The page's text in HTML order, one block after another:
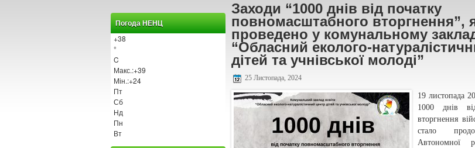
Погода НЕНЦ
+38
°
C
Макс.:+39
Мін.:+24
Пт
Сб
Нд
Пн
Вт
Заходи “1000 днів від початку
повномасштабного вторгнення”,
проведено у комунальному
“Обласний еколого-
дітей та учнівської молоді”
25 Листопада, 2024
19 листопада
1000 днів
вторгнення
стало
Автономної